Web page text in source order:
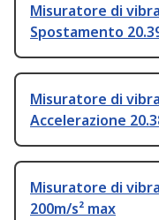
Misuratore di
Spostamento
Misuratore di
Accelerazione
Misuratore di
200m/s² max